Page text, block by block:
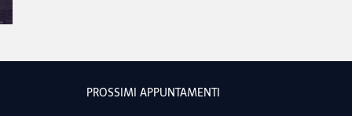
PROSSIMI APPUNTAMENTI